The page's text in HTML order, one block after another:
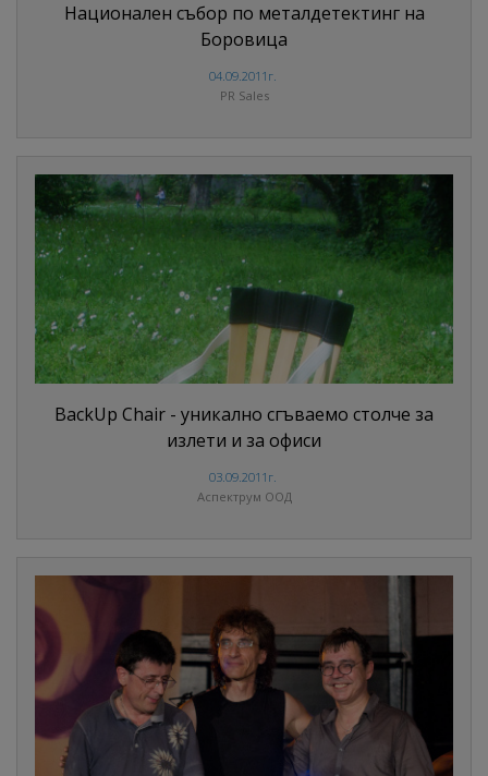
Национален събор по металдетектинг на
Боровица
04.09.2011г.
PR Sales
BackUp Chair - уникално сгъваемо столче за
излети и за офиси
03.09.2011г.
Аспектрум ООД